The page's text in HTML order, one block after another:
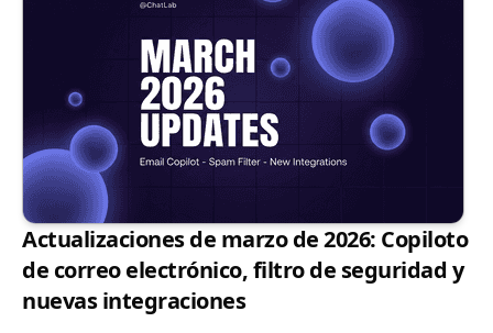
Actualizaciones de marzo de 2026: Copiloto
de correo electrónico, filtro de seguridad y
nuevas integraciones